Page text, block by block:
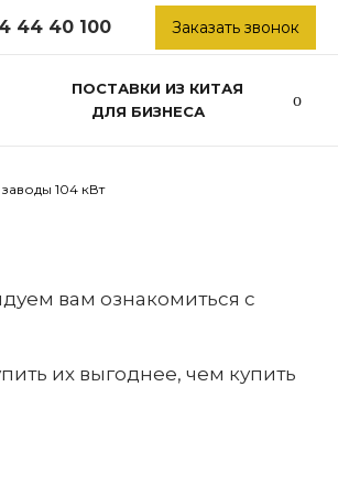
44 40 100 Заказать звонок
ПОСТАВКИ ИЗ КИТАЯ
ДЛЯ БИЗНЕСА
104 кВт
вам ознакомиться с
их выгоднее, чем купить